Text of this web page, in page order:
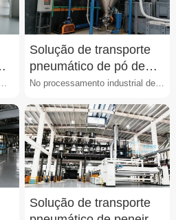
Solução de transporte
pneumático de pó de
zinco
No processamento industrial de
enfrentam problemas re···
Solução de transporte